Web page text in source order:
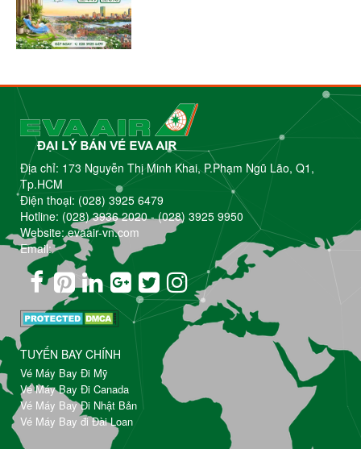
Địa chỉ: 173 Nguyễn Thị Minh Khai, P.Phạm Ngũ Lão, Q1,
Tp.HCM
Điện thoại: (028) 3925 6479
Hotline: (028) 3936 2020-(028) 3925 9950
Website: evaair-vn.com
Email:
TUYẾN BAY CHÍNH
Vé Máy Bay Đi Mỹ
Vé Máy Bay Đi Canada
Vé Máy Bay Đi Nhật Bản
Vé Máy Bay đi Đài Loan